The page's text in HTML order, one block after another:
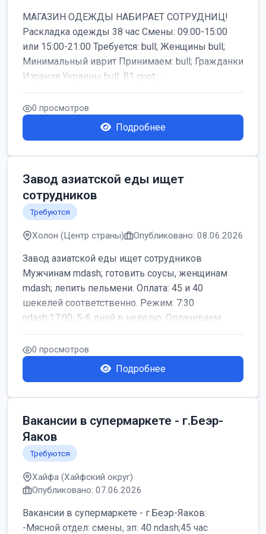
МАГАЗИН ОДЕЖДЫ НАБИРАЕТ СОТРУДНИЦ!
Раскладка одежды 38 час Смены: 09:00-15:00
или 15:00-21:00 Требуется: bull; Женщины bull;
Минимальный иврит Принимаем: bull; Гражданки
Израиля Украины bull; B1 quot;...
0 просмотров
Подробнее
Завод азиатской еды ищет
сотрудников
Требуются
Холон (Центр страны) Опубликовано: 08.06.2026
Завод азиатской еды ищет сотрудников
Мужчинам mdash; готовить соусы, женщинам
mdash; лепить пельмени. Оплата: 45 и 40
шекелей соответственно. Режим: 7:30
ndash;17:00, 5-6 дней в неделю. Оплачиваем
дор...
0 просмотров
Подробнее
Вакансии в супермаркете - г.Беэр-
Яаков
Требуются
Хайфа (Хайфский округ)
Опубликовано: 07.06.2026
Вакансии в супермаркете - г.Беэр-Яаков:
-Мясной отдел: смены, зп: 40 ndash;45 час